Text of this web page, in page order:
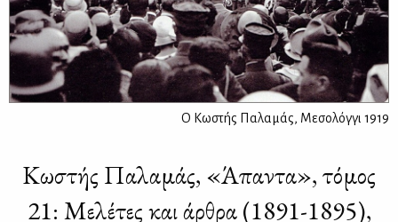
Ο Κωστής Παλαμάς, Μεσολόγγι 1919
Κωστής Παλαμάς, «Άπαντα», τόμος
21: Μελέτες και άρθρα (1891-1895),